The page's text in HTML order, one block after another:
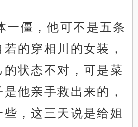
一僵，他可不是五条
的穿相川的女装，
状态不对，可是菜
他亲手救出来的，
，这三天说是给姐